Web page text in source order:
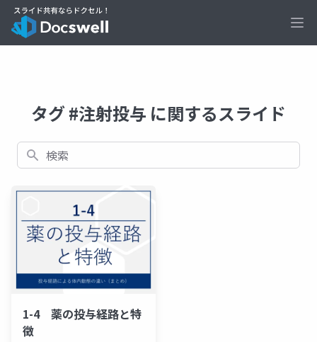
タグ #注射投与 に関するスライド
検索
1-4 薬の投与経路と特
徴